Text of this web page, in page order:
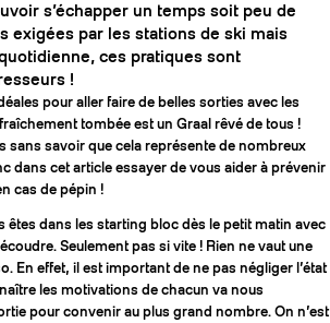
BÂTONS
s’échapper un temps soit peu de
exigées par les stations de ski mais
ces pratiques sont
!
pour aller faire de belles sorties avec les
tombée est un Graal rêvé de tous !
sans savoir que cela représente de nombreux
dans cet article essayer de vous aider à prévenir
cas de pépin !
êtes dans les starting bloc dès le petit matin avec
Seulement pas si vite ! Rien ne vaut une
En effet, il est important de ne pas négliger l’état
les motivations de chacun va nous
pour convenir au plus grand nombre. On n’est